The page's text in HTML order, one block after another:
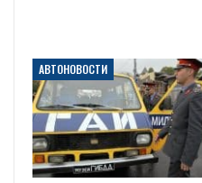
АВТОНОВОСТИ